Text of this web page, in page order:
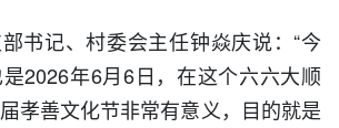
书记、村委会主任钟焱庆说：“今
2026年6月6日，在这个六六大顺
孝善文化节非常有意义，目的就是